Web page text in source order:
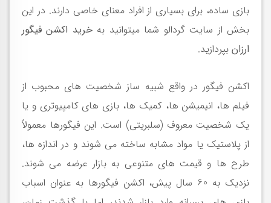
بازی ساده، برای بسیاری از افراد معنای خاصی دارند. در این
بخش از سایت گردالو شما میتوانید بهخرید اکشن فیگور
ارزان بپردازید.
اکشن فیگور در واقع شبیه ساز شخصیت های محبوب از
فیلم ها، انیمیشن ها، کمیک ها، بازی های کامپیوتری و یا
یک شخصیت معروف (سلبریتی) است. این فیگورها معمولاً
از پلاستیک یا مواد مشابه ساخته می شوند و در اندازه ها،
طرح ها و قیمت های متنوعی به بازار عرضه می شوند.
نزدیک به 60 سال پیش، اکشن فیگورها به عنوان اسباب